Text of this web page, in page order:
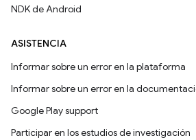
NDK de Android
ASISTENCIA
Informar sobre un error en la plataforma
Informar sobre un error en la
Google Play support
Participar en los estudios de investigación